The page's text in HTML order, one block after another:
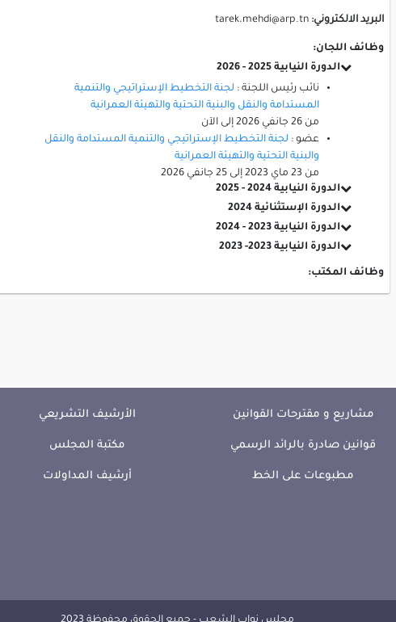
البريد الالكتروني: tarek.mehdi@arp.tn
وظائف اللجان:
الدورة النيابية 2025 - 2026
نائب رئيس اللجنة : لجنة التخطيط الإستراتيجي والتنمية
المستدامة والنقل والبنية التحتية والتهيئة العمرانية
من26 جانفي 2026 إلىالآن
عضو : لجنة التخطيط الإستراتيجي والتنمية المستدامة والنقل
والبنية التحتية والتهيئة العمرانية
من 23 ماي 2023 إلى25 جانفي 2026
الدورة النيابية 2024 - 2025
الدورة الإستثنائية 2024
الدورة النيابية 2023 - 2024
الدورة النيابية 2023- 2023
وظائف المكتب:
مشاريع و مقترحات القوانين
قوانين صادرة بالرائد الرسمي
مطبوعات على الخط
الأرشيف التشريعي
مكتبة المجلس
أرشيف المداولات